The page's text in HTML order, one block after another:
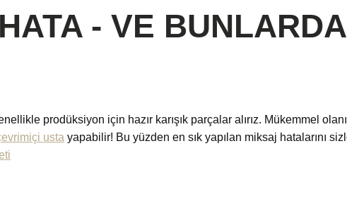
- VE
prodüksiyon için hazır karışık parçalar alırız. Mükemmel
usta yapabilir! Bu yüzden en sık yapılan miksaj hatalarını